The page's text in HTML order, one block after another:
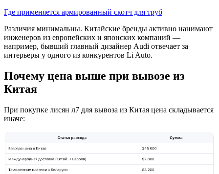
Где применяется армированный скотч для труб
Различия минимальны. Китайские бренды активно нанимают
инженеров из европейских и японских компаний —
например, бывший главный дизайнер Audi отвечает за
интерьеры у одного из конкурентов Li Auto.
Почему цена выше при вывозе из
Китая
При покупке лисян л7 для вывоза из Китая цена складывается
иначе: